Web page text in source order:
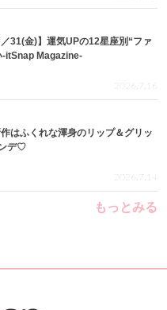
31(金)】運気UPの12星座別“ファ
-itSnap Magazine-
2026.7.16
はふくれな渾身のリップ＆グリッ
デ♡
2026.7.14
もっとみる